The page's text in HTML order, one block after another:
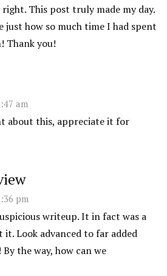
This post truly made my day.
just how so much time I had spent
Thank you!
am
about this, appreciate it for
pm
writeup. It in fact was a
it. Look advanced to far added
the way, how can we